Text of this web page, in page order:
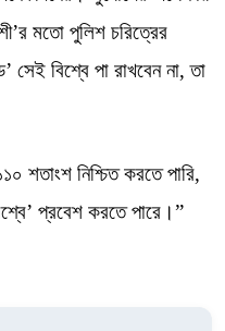
মতো পুলিশ চরিত্রের
সেই বিশ্বে পা রাখবেন না, তা
শতাংশ নিশ্চিত করতে পারি,
প্রবেশ করতে পারে।”